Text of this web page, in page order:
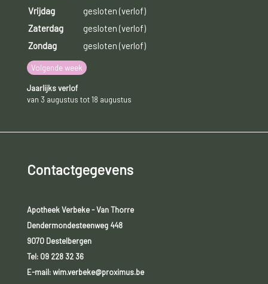
Vrijdag
gesloten (verlof)
Zaterdag
gesloten (verlof)
Zondag
gesloten (verlof)
Volgende week
Jaarlijks verlof
van 3 augustus tot 18 augustus
Contactgegevens
Apotheek Verbeke - Van Thorre
Dendermondesteenweg 448
9070 Destelbergen
Tel: 09 228 32 36
E-mail: wim.verbeke@proximus.be